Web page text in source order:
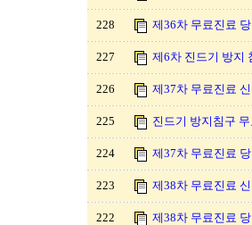
228 제36차 무료진료
227 제6차 진드기 방지
226 제37차 무료진료
225 진드기 방지침구
224 제37차 무료진료
223 제38차 무료진료
222 제38차 무료진료